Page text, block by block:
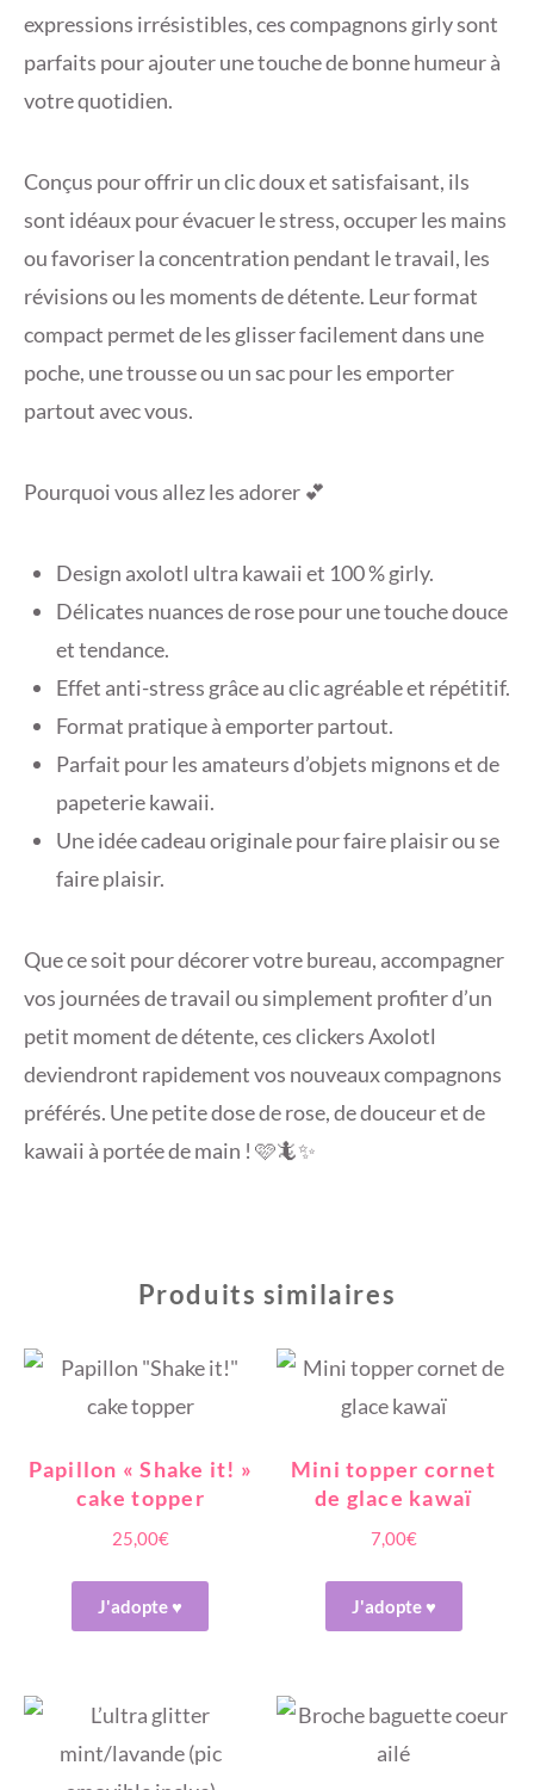
expressions irrésistibles, ces compagnons girly sont
parfaits pour ajouter une touche de bonne humeur à
votre quotidien.
Conçus pour offrir un clic doux et satisfaisant, ils
sont idéaux pour évacuer le stress, occuper les mains
ou favoriser la concentration pendant le travail, les
révisions ou les moments de détente. Leur format
compact permet de les glisser facilement dans une
poche, une trousse ou un sac pour les emporter
partout avec vous.
Pourquoi vous allez les adorer 💕
Design axolotl ultra kawaii et 100 % girly.
Délicates nuances de rose pour une touche douce
et tendance.
Effet anti-stress grâce au clic agréable et répétitif.
Format pratique à emporter partout.
Parfait pour les amateurs d’objets mignons et de
papeterie kawaii.
Une idée cadeau originale pour faire plaisir ou se
faire plaisir.
Que ce soit pour décorer votre bureau, accompagner
vos journées de travail ou simplement profiter d’un
petit moment de détente, ces clickers Axolotl
deviendront rapidement vos nouveaux compagnons
préférés. Une petite dose de rose, de douceur et de
kawaii à portée de main ! 🩷🦎✨
Produits similaires
Papillon « Shake it! »
cake topper
25,00€
J'adopte ♥
Mini topper cornet
de glace kawaï
7,00€
J'adopte ♥